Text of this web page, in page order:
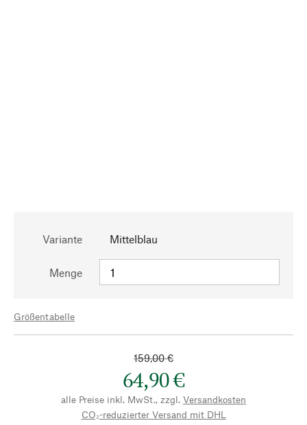
Variante Mittelblau
Menge
Größentabelle
159,00 €
64,90 €
alle Preise inkl. MwSt., zzgl. Versandkosten
CO₂-reduzierter Versand mit DHL